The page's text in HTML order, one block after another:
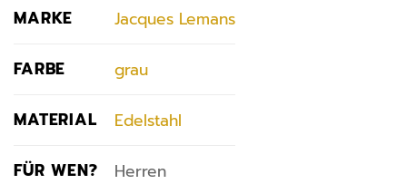
MARKE Jacques Lemans
FARBE grau
MATERIAL Edelstahl
FÜR WEN? Herren